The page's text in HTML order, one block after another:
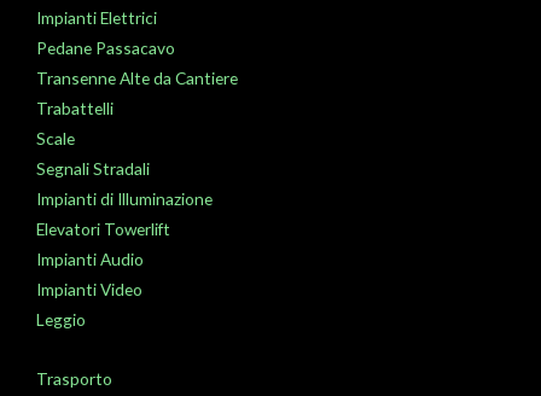
Impianti Elettrici
Pedane Passacavo
Transenne Alte da Cantiere
Trabattelli
Scale
Segnali Stradali
Impianti di Illuminazione
Elevatori Towerlift
Impianti Audio
Impianti Video
Leggio
Trasporto